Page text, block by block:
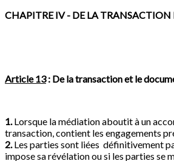
CHAPITRE IV - DE LA
Article 13: De la transaction et le
1.Lorsque la médiation aboutit à un
transaction, contient les engagements
2.Les parties sont liées définitivement
impose sa révélation ou si les parties se